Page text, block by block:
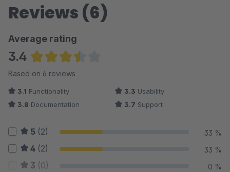
Reviews (6)
Average rating
3.4
Average rating of 3.42 out of 5 stars
Based on 6 reviews
3.1 Functionality 3.3 Usability
3.8 Documentation 3.7 Support
5 (2) 33 %
4 (2) 33 %
3 (0) 0 %